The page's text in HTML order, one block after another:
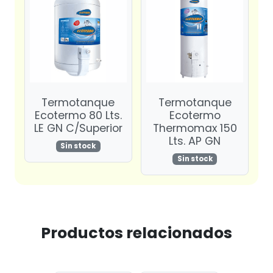
Termotanque
Ecotermo 80 Lts.
LE GN C/Superior
Sin stock
Termotanque
Ecotermo
Thermomax 150
Lts. AP GN
Sin stock
Productos relacionados